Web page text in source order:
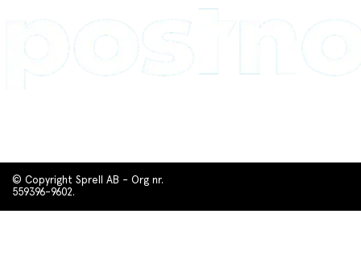
© Copyright Sprell AB - Org nr.
559396-9602.